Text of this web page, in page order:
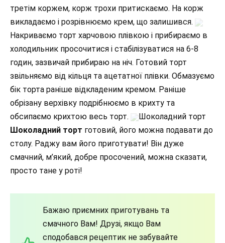
третім коржем, корж трохи притискаємо. На корж
викладаємо і розрівнюємо крем, що залишився.
Накриваємо торт харчовою плівкою і прибираємо в
холодильник просочитися і стабілізуватися на 6-8
годин, зазвичай прибираю на ніч. Готовий торт
звільняємо від кільця та ацетатної плівки. Обмазуємо
бік торта раніше відкладеним кремом. Раніше
обрізану верхівку подрібнюємо в крихту та
обсипаємо крихтою весь торт.
Шоколадний торт
Шоколадний торт готовий, його можна подавати до
столу. Раджу вам його приготувати! Він дуже
смачний, м’який, добре просочений, можна сказати,
просто тане у роті!
Бажаю приємних приготувань та
смачного Вам! Друзі, якщо Вам
сподобався рецептик не забувайте